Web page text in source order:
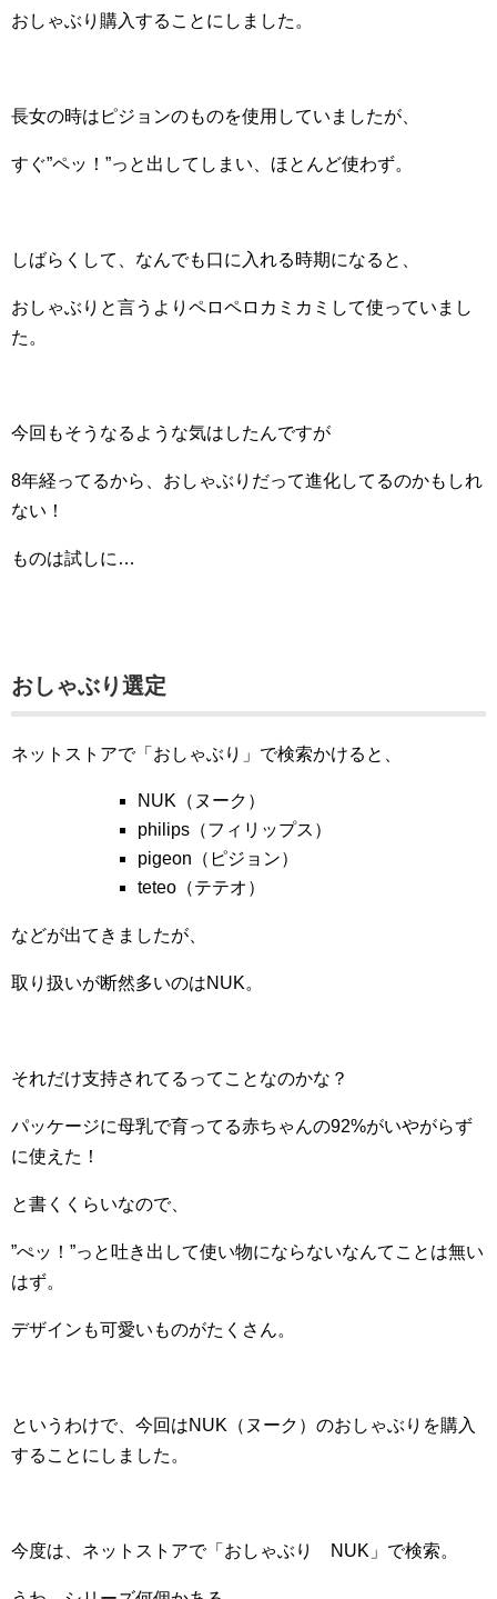
おしゃぶり購入することにしました。
長女の時はピジョンのものを使用していましたが、
すぐ”ペッ！”っと出してしまい、ほとんど使わず。
しばらくして、なんでも口に入れる時期になると、
おしゃぶりと言うよりペロペロカミカミして使っていまし
た。
今回もそうなるような気はしたんですが
8年経ってるから、おしゃぶりだって進化してるのかもしれ
ない！
ものは試しに…
おしゃぶり選定
ネットストアで「おしゃぶり」で検索かけると、
NUK（ヌーク）
philips（フィリップス）
pigeon（ピジョン）
teteo（テテオ）
などが出てきましたが、
取り扱いが断然多いのはNUK。
それだけ支持されてるってことなのかな？
パッケージに母乳で育ってる赤ちゃんの92%がいやがらず
に使えた！
と書くくらいなので、
”ぺッ！”っと吐き出して使い物にならないなんてことは無い
はず。
デザインも可愛いものがたくさん。
というわけで、今回はNUK（ヌーク）のおしゃぶりを購入
することにしました。
今度は、ネットストアで「おしゃぶり NUK」で検索。